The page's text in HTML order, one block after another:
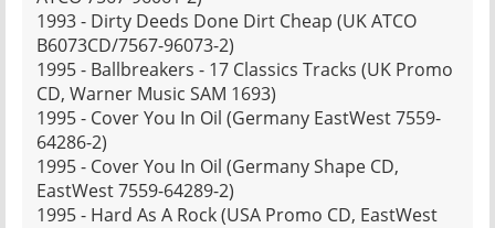
1993 - Dirty Deeds Done Dirt Cheap (UK ATCO
B6073CD/7567-96073-2)
1995 - Ballbreakers - 17 Classics Tracks (UK Promo
CD, Warner Music SAM 1693)
1995 - Cover You In Oil (Germany EastWest 7559-
64286-2)
1995 - Cover You In Oil (Germany Shape CD,
EastWest 7559-64289-2)
1995 - Hard As A Rock (USA Promo CD, EastWest